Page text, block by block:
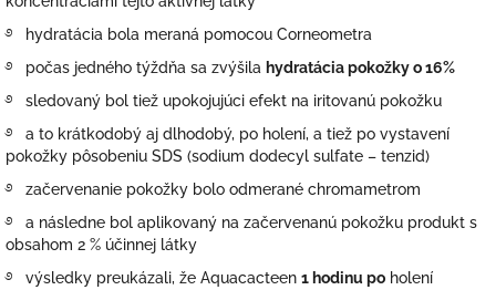
࿔ hydratácia bola meraná pomocou Corneometra
࿔ počas jedného týždňa sa zvýšila hydratácia pokožky o 16%
࿔ sledovaný bol tiež upokojujúci efekt na iritovanú pokožku
࿔ a to krátkodobý aj dlhodobý, po holení, a tiež po vystavení
pokožky pôsobeniu SDS (sodium dodecyl sulfate – tenzid)
࿔ začervenanie pokožky bolo odmerané chromametrom
࿔ a následne bol aplikovaný na začervenanú pokožku produkt s
obsahom 2 % účinnej látky
࿔ výsledky preukázali, že Aquacacteen 1 hodinu po holení